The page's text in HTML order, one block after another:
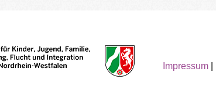
Impressum|